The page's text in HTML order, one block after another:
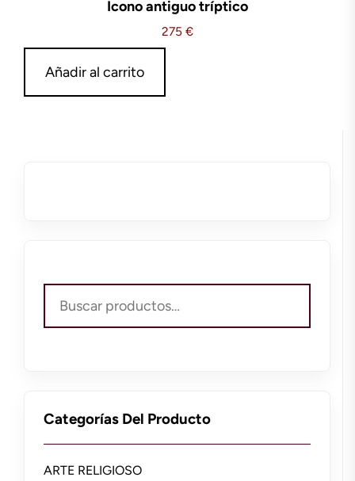
Icono antiguo tríptico
275 €
Añadir al carrito
por:
Categorías Del Producto
ARTE RELIGIOSO